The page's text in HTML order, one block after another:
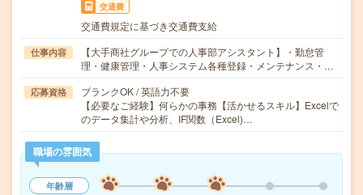
交通費
交通費規定に基づき交通費支給
仕事内容
【大手商社グループでの人事部アシスタント】・勤怠管
理・健康管理・人事システム各種登録・メンテナンス・…
応募資格
ブランクOK / 英語力不要
【必要なご経験】何らかの事務【活かせるスキル】Excelで
のデータ集計や分析、IF関数（Excel)…
職場の雰囲気
年齢層